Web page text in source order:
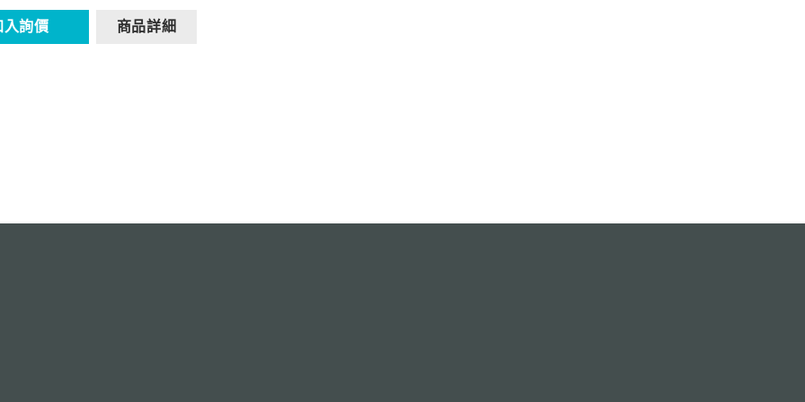
入詢價 商品詳細